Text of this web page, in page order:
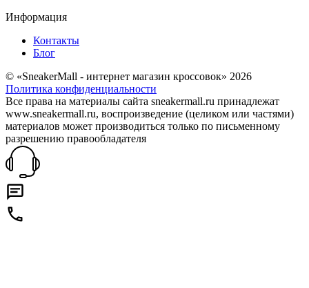
Информация
Контакты
Блог
© «SneakerMall - интернет магазин кроссовок» 2026
Политика конфиденциальности
Все права на материалы сайта sneakermall.ru принадлежат
www.sneakermall.ru, воспроизведение (целиком или частями)
материалов может производиться только по письменному
разрешению правообладателя